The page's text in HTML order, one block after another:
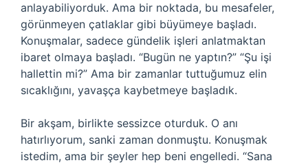
anlayabiliyorduk. Ama bir noktada, bu mesafeler,
görünmeyen çatlaklar gibi büyümeye başladı.
Konuşmalar, sadece gündelik işleri anlatmaktan
ibaret olmaya başladı. “Bugün ne yaptın?” “Şu işi
hallettin mi?” Ama bir zamanlar tuttuğumuz elin
sıcaklığını, yavaşça kaybetmeye başladık.
Bir akşam, birlikte sessizce oturduk. O anı
hatırlıyorum, sanki zaman donmuştu. Konuşmak
istedim, ama bir şeyler hep beni engelledi. “Sana